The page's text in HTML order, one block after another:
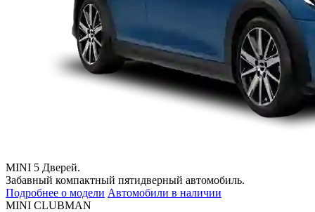
MINI 5 Дверей.
Забавный компактный пятидверный автомобиль.
Подробнее о модели Автомобили в наличии
MINI CLUBMAN